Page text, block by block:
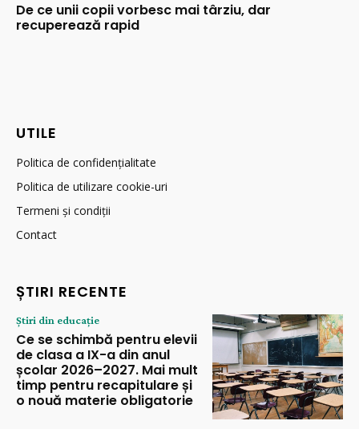
De ce unii copii vorbesc mai târziu, dar
recuperează rapid
UTILE
Politica de confidențialitate
Politica de utilizare cookie-uri
Termeni și condiții
Contact
ȘTIRI RECENTE
Știri din educație
Ce se schimbă pentru elevii
de clasa a IX-a din anul
școlar 2026–2027. Mai mult
timp pentru recapitulare și
o nouă materie obligatorie